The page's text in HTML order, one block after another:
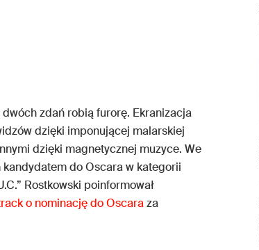
zdań robią furorę. Ekranizacja
dzięki imponującej malarskiej
dzięki magnetycznej muzyce. We
do Oscara w kategorii
Rostkowski poinformował
o nominację do Oscaraza